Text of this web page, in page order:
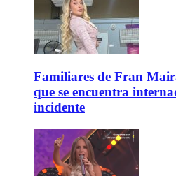
Familiares de Fran
que se encuentra
incidente